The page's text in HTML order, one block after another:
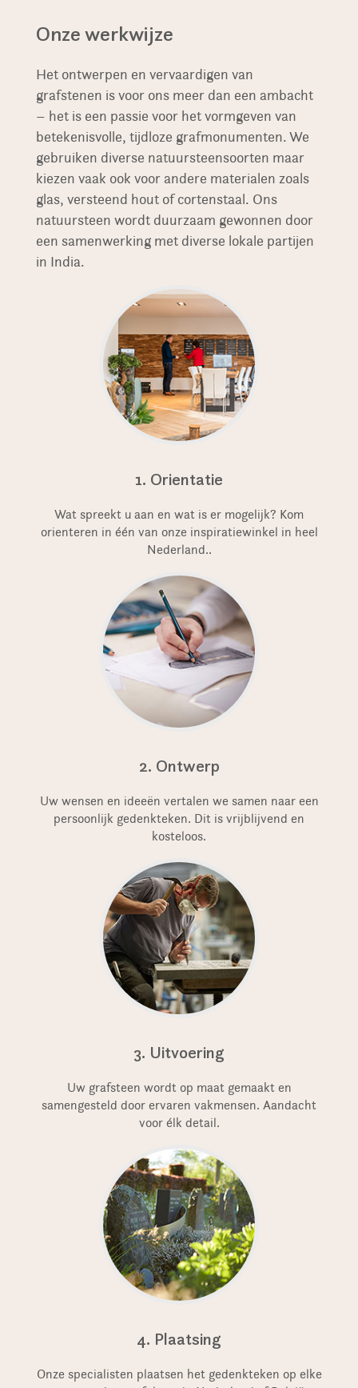
Onze werkwijze
Het ontwerpen en vervaardigen van
grafstenen is voor ons meer dan een ambacht
– het is een passie voor het vormgeven van
betekenisvolle, tijdloze grafmonumenten. We
gebruiken diverse natuursteensoorten maar
kiezen vaak ook voor andere materialen zoals
glas, versteend hout of cortenstaal. Ons
natuursteen wordt duurzaam gewonnen door
een samenwerking met diverse lokale partijen
in India.
1. Orientatie
Wat spreekt u aan en wat is er mogelijk? Kom
orienteren in één van onze inspiratiewinkel in heel
Nederland..
2. Ontwerp
Uw wensen en ideeën vertalen we samen naar een
persoonlijk gedenkteken. Dit is vrijblijvend en
kosteloos.
3. Uitvoering
Uw grafsteen wordt op maat gemaakt en
samengesteld door ervaren vakmensen. Aandacht
voor élk detail.
4. Plaatsing
Onze specialisten plaatsen het gedenkteken op elke